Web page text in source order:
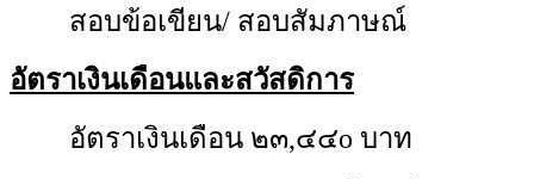
สอบข้อเขียน/ สอบสัมภาษณ์
อัตราเงินเดือนและสวัสดิการ
อัตราเงินเดือน ๒๓,๔๔o บาท